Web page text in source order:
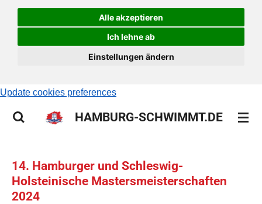
Alle akzeptieren
Ich lehne ab
Einstellungen ändern
Update cookies preferences
HAMBURG-SCHWIMMT.DE
14. Hamburger und Schleswig-
Holsteinische Mastersmeisterschaften
2024